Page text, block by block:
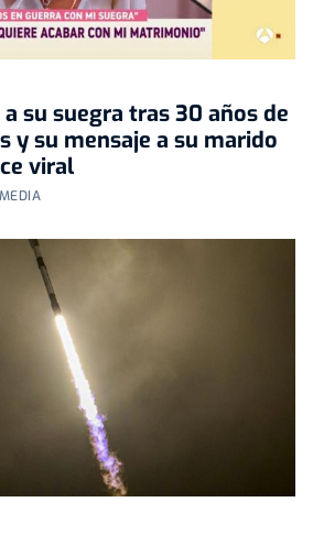
su suegra tras 30 años de
y su mensaje a su marido
viral